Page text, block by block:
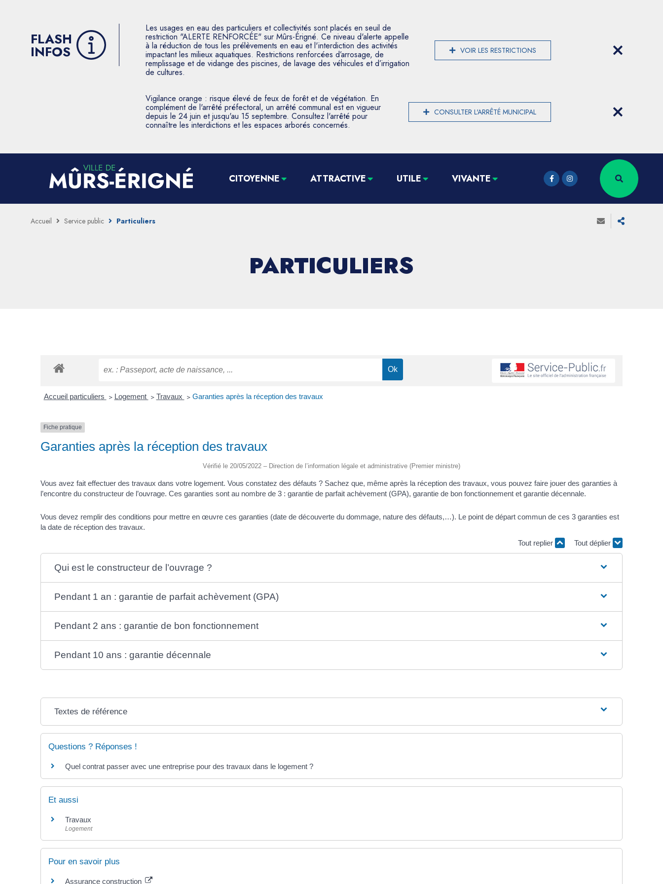
FLASH
INFOS
Les usages en eau des particuliers et collectivités sont placés en seuil de
restriction "ALERTE RENFORCÉE" sur Mûrs-Érigné. Ce niveau d'alerte appelle
à la réduction de tous les prélèvements en eau et l'interdiction des activités
impactant les milieux aquatiques. Restrictions renforcées d’arrosage, de
remplissage et de vidange des piscines, de lavage des véhicules et d’irrigation
de cultures.
VOIR LES RESTRICTIONS
Vigilance orange : risque élevé de feux de forêt et de végétation. En
complément de l'arrêté préfectoral, un arrêté communal est en vigueur
depuis le 24 juin et jusqu'au 15 septembre. Consultez l'arrêté pour
connaître les interdictions et les espaces arborés concernés.
CONSULTER L'ARRÊTÉ MUNICIPAL
CITOYENNE ATTRACTIVE UTILE VIVANTE
Accueil Service public Particuliers
PARTICULIERS
Accueil particuliers > Logement > Travaux > Garanties après la réception des travaux
Fiche pratique
Garanties après la réception des travaux
Vérifié le 20/05/2022 – Direction de l’information légale et administrative (Premier ministre)
Vous avez fait effectuer des travaux dans votre logement. Vous constatez des défauts ? Sachez que, même après la réception des travaux, vous pouvez faire jouer des garanties à
l’encontre du constructeur de l’ouvrage. Ces garanties sont au nombre de 3 : garantie de parfait achèvement (GPA), garantie de bon fonctionnement et garantie décennale.
Vous devez remplir des conditions pour mettre en œuvre ces garanties (date de découverte du dommage, nature des défauts,…). Le point de départ commun de ces 3 garanties est
la date de réception des travaux.
Tout replier
Tout déplier
Qui est le constructeur de l’ouvrage ?
Pendant 1 an : garantie de parfait achèvement (GPA)
Pendant 2 ans : garantie de bon fonctionnement
Pendant 10 ans : garantie décennale
Textes de référence
Questions ? Réponses !
Quel contrat passer avec une entreprise pour des travaux dans le logement ?
Et aussi
Travaux
Logement
Pour en savoir plus
Assurance construction